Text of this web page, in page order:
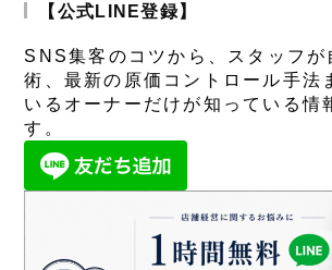
【公式LINE登録】
SNS集客のコツから、スタッフが
術、最新の原価コントロール手法
いるオーナーだけが知っている情
す。